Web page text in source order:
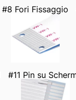
#8 Fori Fissaggio
#11 Pin su